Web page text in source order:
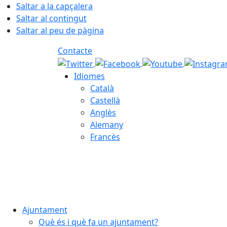
Saltar a la capçalera
Saltar al contingut
Saltar al peu de pàgina
Contacte
Idiomes
Català
Castellà
Anglès
Alemany
Francès
Ajuntament
Què és i què fa un ajuntament?